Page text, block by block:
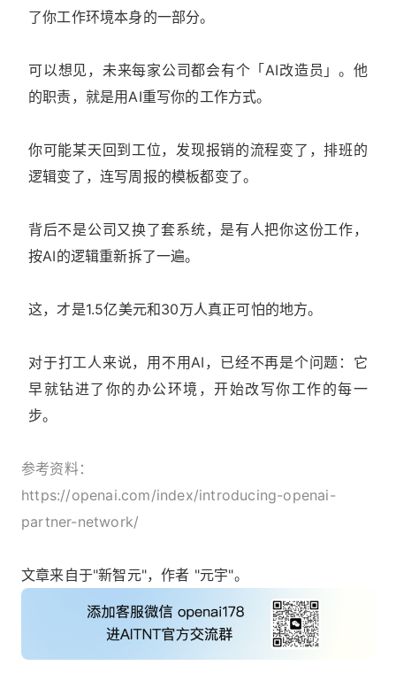
了你工作环境本身的一部分。
可以想见，未来每家公司都会有个「AI改造员」。他
的职责，就是用AI重写你的工作方式。
你可能某天回到工位，发现报销的流程变了，排班的
逻辑变了，连写周报的模板都变了。
背后不是公司又换了套系统，是有人把你这份工作，
按AI的逻辑重新拆了一遍。
这，才是1.5亿美元和30万人真正可怕的地方。
对于打工人来说，用不用AI，已经不再是个问题：它
早就钻进了你的办公环境，开始改写你工作的每一
步。
参考资料：
https://openai.com/index/introducing-openai-
partner-network/
文章来自于"新智元"，作者 "元宇"。